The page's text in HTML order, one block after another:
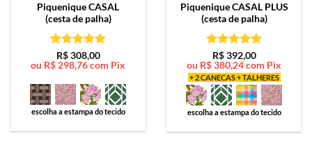
PiqueniqueCASAL
(cesta de palha)
Avaliação5
de 5
R$308,00
ou R$298,76com Pix
escolha a estampa do tecido
PiqueniqueCASAL PLUS
(cesta de palha)
Avaliação5
de 5
R$392,00
ou R$380,24com Pix
+ 2 CANECAS + TALHERES
escolha a estampa do tecido